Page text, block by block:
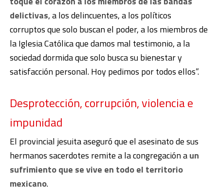
delictivas, a los delincuentes, a los políticos
corruptos que solo buscan el poder, a los miembros de
la Iglesia Católica que damos mal testimonio, a la
sociedad dormida que solo busca su bienestar y
satisfacción personal. Hoy pedimos por todos ellos”.
Desprotección, corrupción, violencia e
impunidad
El provincial jesuita aseguró que el asesinato de sus
hermanos sacerdotes remite a la congregación aun
sufrimiento que se vive en todo el territorio
mexicano.